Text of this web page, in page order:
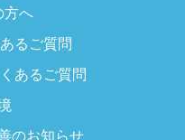
方へ
るご質問
あるご質問
のお知らせ